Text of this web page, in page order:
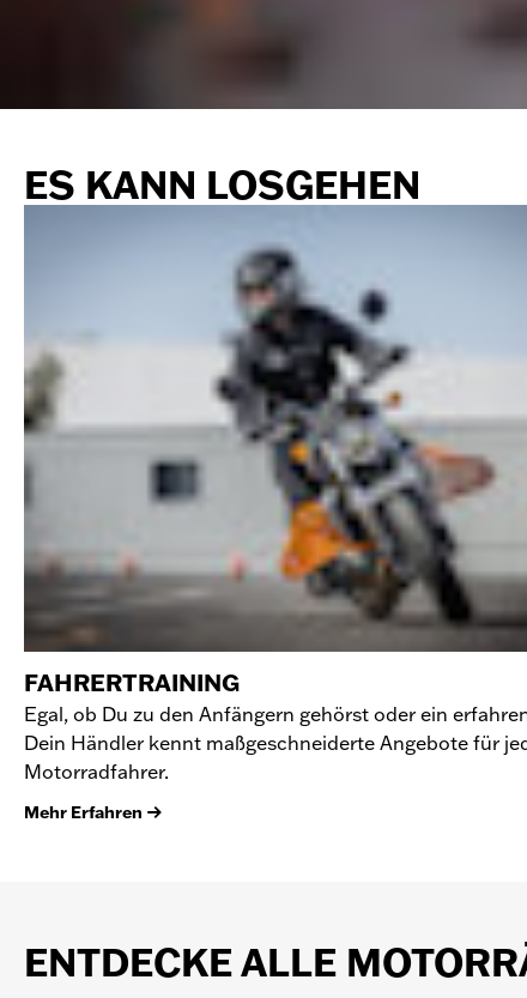
ES KANN LOSGEHEN
FAHRERTRAINING
Egal, ob Du zu den Anfängern gehörst oder ein
Dein Händler kennt maßgeschneiderte Angebote für
Motorradfahrer.
Mehr Erfahren
ENTDECKE ALLE